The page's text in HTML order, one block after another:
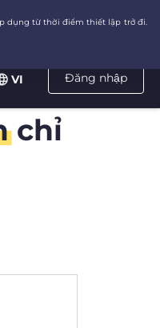
Đăng nhập
VI
chỉ